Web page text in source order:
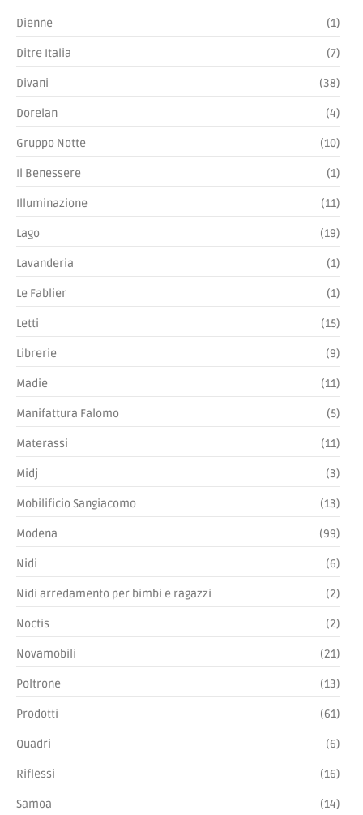
Dienne (1)
Ditre Italia (7)
Divani (38)
Dorelan (4)
Gruppo Notte (10)
Il Benessere (1)
Illuminazione (11)
Lago (19)
Lavanderia (1)
Le Fablier (1)
Letti (15)
Librerie (9)
Madie (11)
Manifattura Falomo (5)
Materassi (11)
Midj (3)
Mobilificio Sangiacomo (13)
Modena (99)
Nidi (6)
Nidi arredamento per bimbi e ragazzi (2)
Noctis (2)
Novamobili (21)
Poltrone (13)
Prodotti (61)
Quadri (6)
Riflessi (16)
Samoa (14)